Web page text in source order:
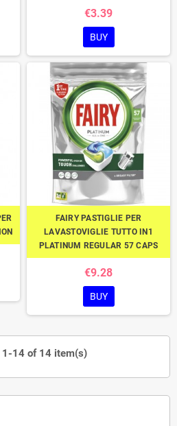
€3.39
BUY
FAIRY PASTIGLIE PER
LAVASTOVIGLIE TUTTO IN1
PLATINUM REGULAR 57 CAPS
€9.28
BUY
1-14 of 14 item(s)